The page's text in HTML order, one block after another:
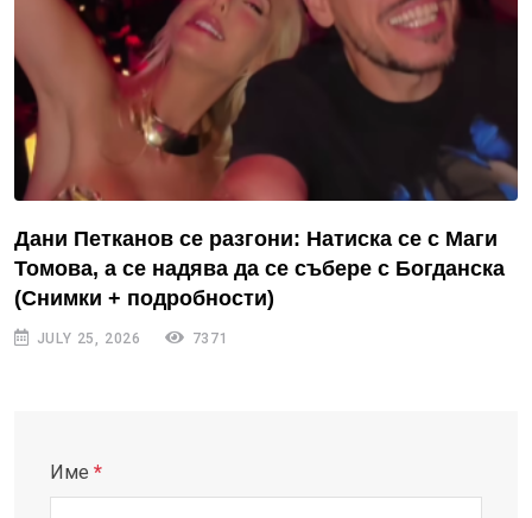
Дани Петканов се разгони: Натиска се с Маги
Томова, а се надява да се събере с Богданска
(Снимки + подробности)
JULY 25, 2026 7371
Име *